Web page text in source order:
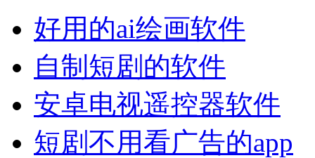
好用的ai绘画软件
自制短剧的软件
安卓电视遥控器软件
短剧不用看广告的app